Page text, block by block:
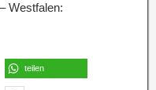
Westfalen:
teilen